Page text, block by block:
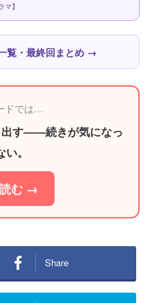
】
覧・最終回まとめ →
ドでは…
出す――続きが気になっ
。
む →
Share